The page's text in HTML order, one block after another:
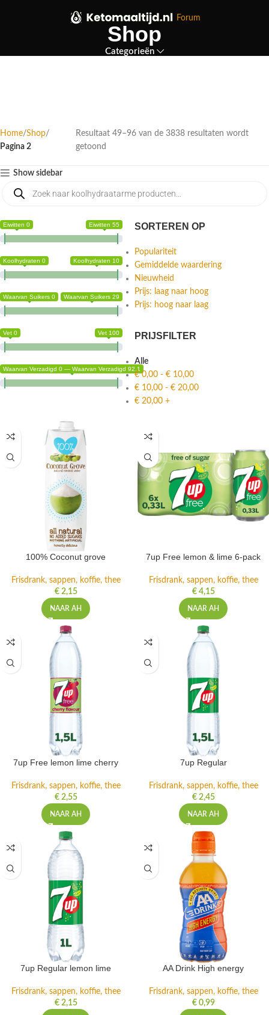
Forum
Shop
Categorieën
Home Shop
Pagina 2
Resultaat 49–96 van de 3838 resultaten wordt
getoond
Show sidebar
Eiwitten 0 Eiwitten 55
Koolhydraten 0 Koolhydraten 10
Waarvan Suikers 0 Waarvan Suikers 29
Vet 0 Vet 100
Waarvan Verzadigd 0 — Waarvan Verzadigd 92.1
SORTEREN OP
Populariteit
Gemiddelde waardering
Nieuwheid
Prijs: laag naar hoog
Prijs: hoog naar laag
PRIJSFILTER
Alle
€0,00 - € 10,00
€ 10,00 - € 20,00
€ 20,00 +
100% Coconut grove
Frisdrank, sappen, koffie, thee
€2,15
NAAR AH
7up Free lemon & lime 6-pack
Frisdrank, sappen, koffie, thee
€4,15
NAAR AH
7up Free lemon lime cherry
Frisdrank, sappen, koffie, thee
€2,55
NAAR AH
7up Regular
Frisdrank, sappen, koffie, thee
€2,45
NAAR AH
7up Regular lemon lime
Frisdrank, sappen, koffie, thee
€2,15
AA Drink High energy
Frisdrank, sappen, koffie, thee
€0,99